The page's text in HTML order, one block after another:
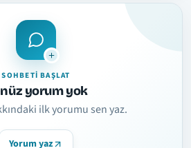
SOHBETI BAŞLAT
yorum yok
ilk yorumu sen yaz.
Yorum yaz